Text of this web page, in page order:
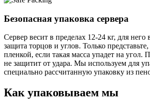
Безопасная упаковка сервера
Сервер весит в пределах 12-24 кг, для
защита торцов и углов. Только представьте,
пленкой, если такая масса упадет на угол.
не защитит от удара. Мы используем для
специально расcчитанную упаковку из
Как упаковываем мы